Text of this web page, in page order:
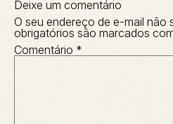
Deixe um comentário
O seu endereço de e-mail não
obrigatórios são marcados
Comentário *